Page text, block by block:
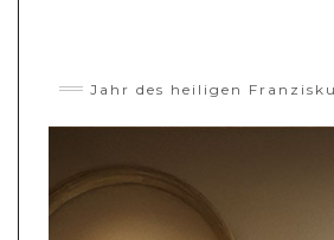
Jahr des heiligen